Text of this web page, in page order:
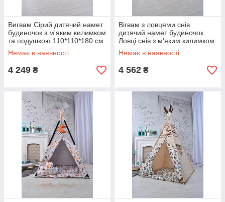
Вигвам Сірий дитячий намет
будиночок з м'яким килимком
та подушкою 110*110*180 см
Підвіска місяць у подарунок
Немає в наявності
4 249 ₴
Вігвам з ловцями снів
дитячий намет будиночок
Ловці снів з м'яким килимком
та подушкою Комплект
110*110*160 см
Немає в наявності
4 562 ₴